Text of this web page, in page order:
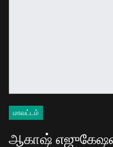
மாவட்டம்
ஆகாஷ்